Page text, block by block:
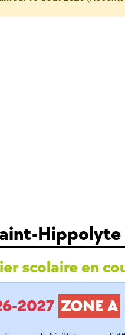
Hippolyte
scolaire en
2027 ZONE A